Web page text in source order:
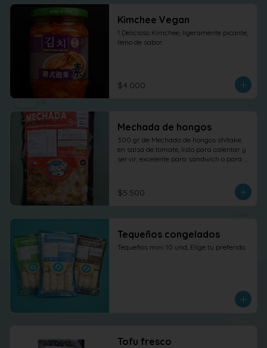
Kimchee Vegan
1 Delicioso Kimchee, ligeramente picante,
lleno de sabor.
$4.000
Mechada de hongos
300 gr de Mechada de hongos shitake
en salsa de tomate, listo para calentar y
servir, excelente para sandwich o para
$5.500
Tequeños congelados
Tequeños mini 10 und, Elige tu preferido.
Tofu fresco